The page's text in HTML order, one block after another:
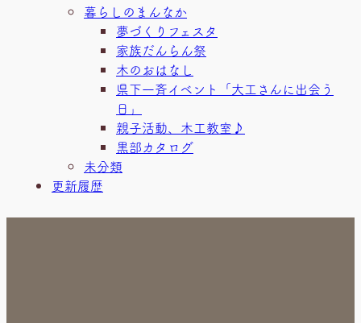
暮らしのまんなか
夢づくりフェスタ
家族だんらん祭
木のおはなし
県下一斉イベント「大工さんに出会う
日」
親子活動、木工教室♪
黒部カタログ
未分類
更新履歴